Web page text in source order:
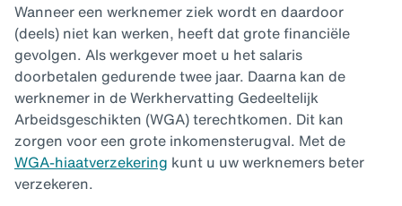
Wanneer een werknemer ziek wordt en daardoor
(deels) niet kan werken, heeft dat grote financiële
gevolgen. Als werkgever moet u het salaris
doorbetalen gedurende twee jaar. Daarna kan de
werknemer in de Werkhervatting Gedeeltelijk
Arbeidsgeschikten (WGA) terechtkomen. Dit kan
zorgen voor een grote inkomensterugval. Met de
WGA-hiaatverzekering kunt u uw werknemers beter
verzekeren.